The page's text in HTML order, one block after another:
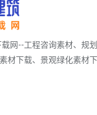
载网--工程咨询素材、规
材下载、景观绿化素材